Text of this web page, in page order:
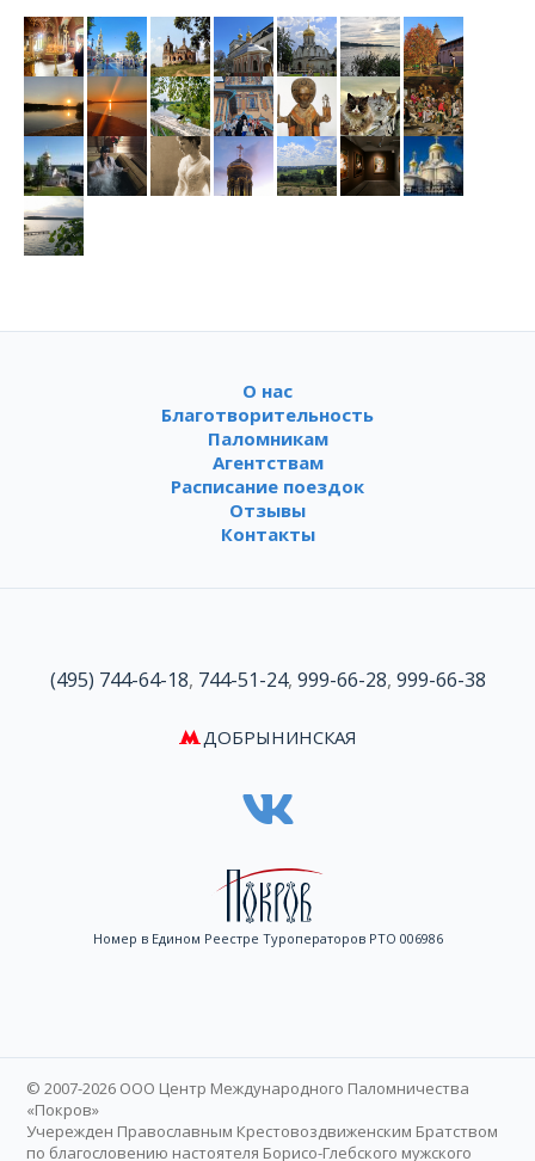
О нас
Благотворительность
Паломникам
Агентствам
Расписание поездок
Отзывы
Контакты
(495) 744-64-18, 744-51-24, 999-66-28, 999-66-38
ДОБРЫНИНСКАЯ
Номер в Едином Реестре Туроператоров РТО 006986
© 2007-2026 ООО Центр Международного Паломничества
«Покров»
Учережден Православным Крестовоздвиженским Братством
по благословению настоятеля Борисо-Глебского мужского